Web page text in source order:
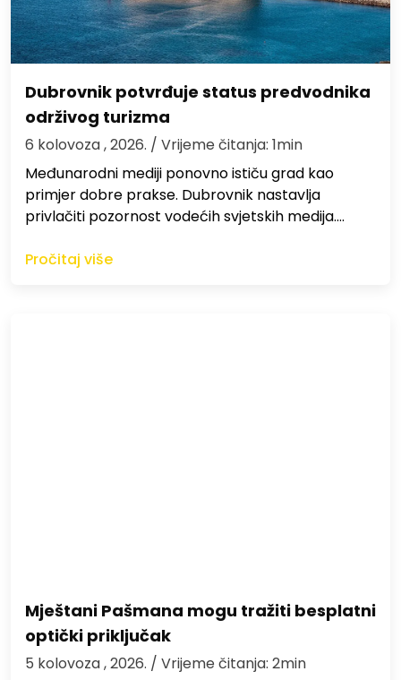
Dubrovnik potvrđuje status predvodnika
održivog turizma
6 kolovoza , 2026. / Vrijeme čitanja: 1min
Međunarodni mediji ponovno ističu grad kao
primjer dobre prakse. Dubrovnik nastavlja
privlačiti pozornost vodećih svjetskih medija.…
Pročitaj više
Mještani Pašmana mogu tražiti besplatni
optički priključak
5 kolovoza , 2026. / Vrijeme čitanja: 2min